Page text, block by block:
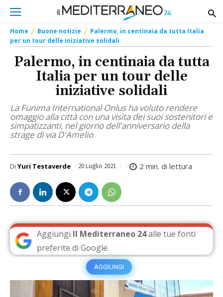
Home Buone notizie
Palermo, in centinaia da tutta Italia
per un tour delle iniziative solidali
Palermo, in centinaia da tutta
Italia per un tour delle
iniziative solidali
La Funima International Onlus ha voluto rendere
omaggio alla città con una visita dei suoi sostenitori e
simpatizzanti, nel giorno dell'anniversario della
strage di via D'Amelio
Di Yuri Testaverde 20 Luglio 2021 2 min. di lettura
Aggiungi Il Mediterraneo 24alle tue fonti
preferite di Google.
AGGIUNGI